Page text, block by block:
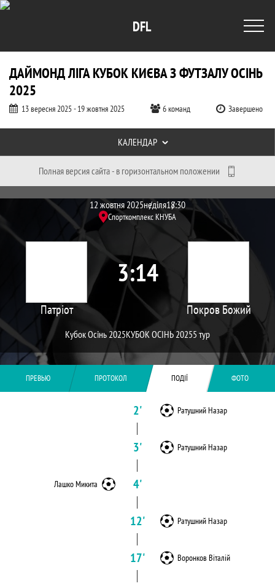
DFL
ДАЙМОНД ЛІГА КУБОК КИЄВА З ФУТЗАЛУ ОСІНЬ
2025
13 вересня 2025 - 19 жовтня 2025 6 команд Завершено
Полная версия сайта - в горизонтальном положении
Протокол и события матча Патріот
Матч
12 жовтня 2025неділя18:30
Спорткомплекс КНУБА
Патріот
3 14
Покров Божий
Кубок Осінь 2025КУБОК ОСІНЬ 20255 тур
ПРЕВЬЮ ПРОТОКОЛ ПОДІЇ ФОТО
2' Ратушний Назар
3' Ратушний Назар
Лашко Микита 4'
12' Ратушний Назар
17' Воронков Віталій
КАЛЕНДАР
Таблиці турніру